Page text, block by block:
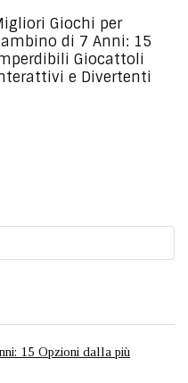
Giochi per
di 7 Anni: 15
Giocattoli
e Divertenti
15 Opzioni dalla più